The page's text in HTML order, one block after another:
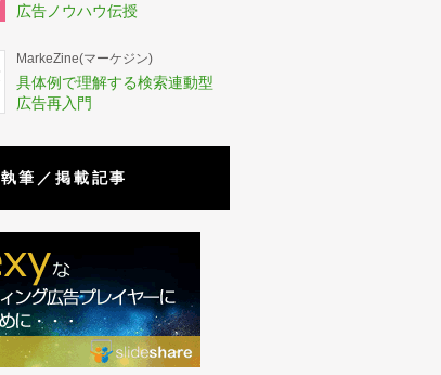
広告ノウハウ伝授
MarkeZine(マーケジン)
具体例で理解する検索連動型
広告再入門
執筆／掲載記事